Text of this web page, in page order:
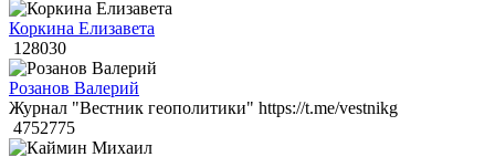
Коркина Елизавета
128030
Розанов Валерий
Журнал "Вестник геополитики" https://t.me/vestnikg
4752775